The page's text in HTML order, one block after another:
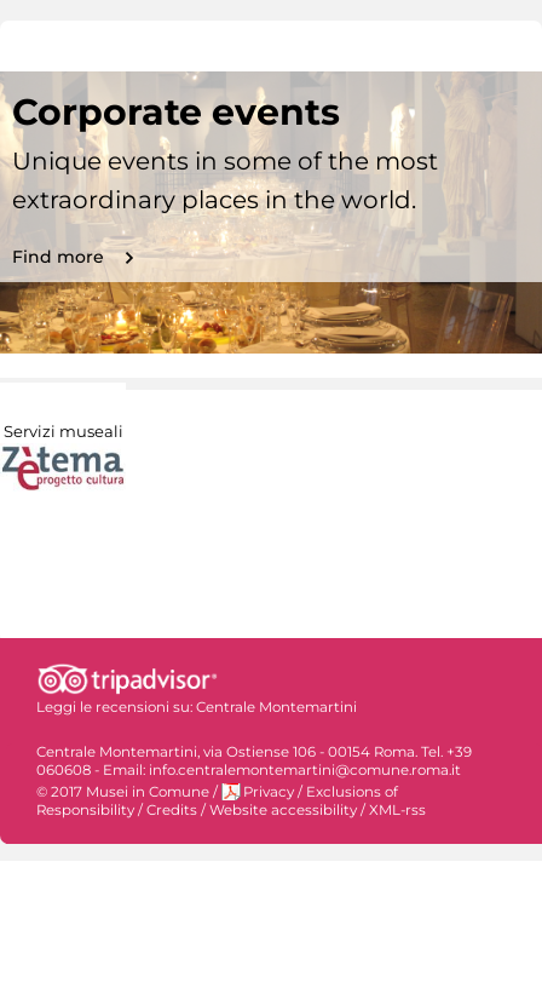
Corporate events
Unique events in some of the most
extraordinary places in the world.
Find more
Servizi museali
Leggi le recensioni su: Centrale Montemartini
Centrale Montemartini, via Ostiense 106 - 00154 Roma. Tel. +39
060608 - Email: info.centralemontemartini@comune.roma.it
© 2017 Musei in Comune / Privacy / Exclusions of
Responsibility / Credits / Website accessibility / XML-rss